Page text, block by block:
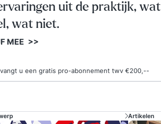
uit de praktijk, wat
wat niet.
MEE >>
u een gratis pro-abonnement twv €200,--
Artikelen